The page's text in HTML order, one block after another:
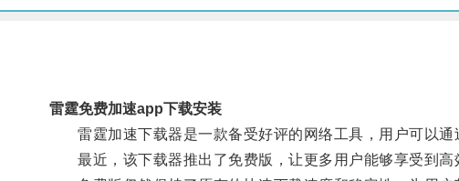
雷霆免费加速app下载安装
雷霆加速下载器是一款备受好评的网络工具，用户可以通
最近，该下载器推出了免费版，让更多用户能够享受到高